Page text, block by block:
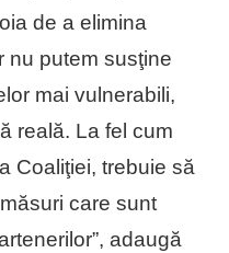
de a elimina
nu putem susţine
mai vulnerabili,
reală. La fel cum
Coaliţiei, trebuie să
care sunt
adaugă